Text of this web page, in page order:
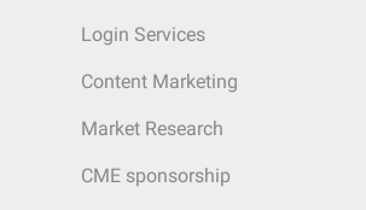
Login Services
Content Marketing
Market Research
CME sponsorship